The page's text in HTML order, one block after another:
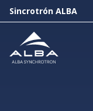
Sincrotrón ALBA